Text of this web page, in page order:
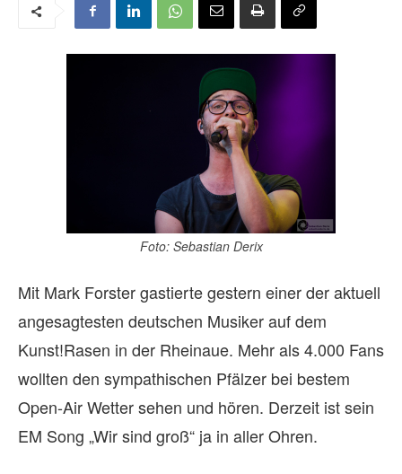
Foto: Sebastian Derix
Mit Mark Forster gastierte gestern einer der aktuell
angesagtesten deutschen Musiker auf dem
Kunst!Rasen in der Rheinaue. Mehr als 4.000 Fans
wollten den sympathischen Pfälzer bei bestem
Open-Air Wetter sehen und hören. Derzeit ist sein
EM Song „Wir sind groß“ ja in aller Ohren.